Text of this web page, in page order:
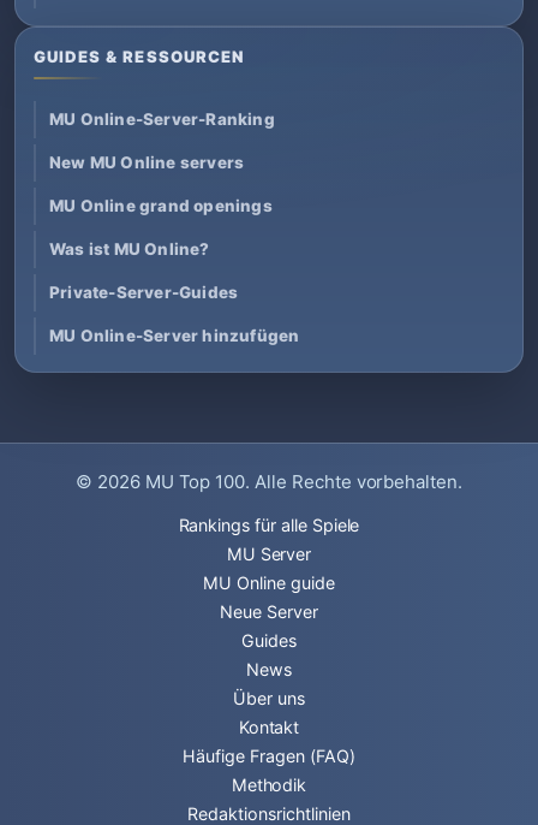
GUIDES & RESSOURCEN
MU Online-Server-Ranking
New MU Online servers
MU Online grand openings
Was ist MU Online?
Private-Server-Guides
MU Online-Server hinzufügen
© 2026 MU Top 100. Alle Rechte vorbehalten.
Rankings für alle Spiele
MU Server
MU Online guide
Neue Server
Guides
News
Über uns
Kontakt
Häufige Fragen (FAQ)
Methodik
Redaktionsrichtlinien